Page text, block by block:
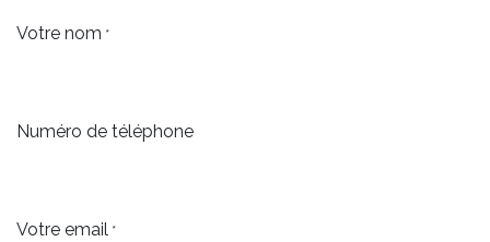
Votre nom *
Numéro de téléphone
Votre email *